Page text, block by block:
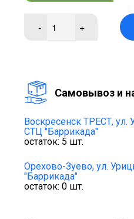
- +
Cамовывоз и
Воскресенск ТРЕСТ, ул.
СТЦ "Баррикада"
остаток: 5 шт.
Орехово-Зуево, ул.
"Баррикада"
остаток: 0 шт.